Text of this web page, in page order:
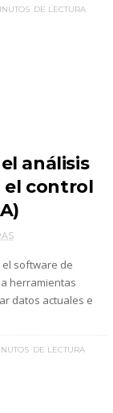
DE LECTURA
análisis
el control
el software de
herramientas
datos actuales e
DE LECTURA